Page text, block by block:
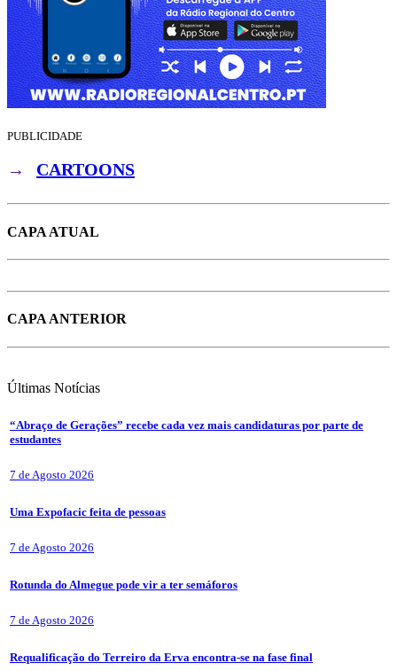
PUBLICIDADE
→ CARTOONS
CAPA ATUAL
CAPA ANTERIOR
Últimas Notícias
“Abraço de Gerações” recebe cada vez mais candidaturas por parte de
estudantes
7 de Agosto 2026
Uma Expofacic feita de pessoas
7 de Agosto 2026
Rotunda do Almegue pode vir a ter semáforos
7 de Agosto 2026
Requalificação do Terreiro da Erva encontra-se na fase final